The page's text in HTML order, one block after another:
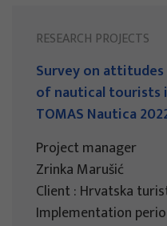
RESEARCH PROJECTS
Survey on
of nautical tourists
TOMAS Nautica
Project manager
Zrinka Marušić
Client : Hrvatska
Implementation